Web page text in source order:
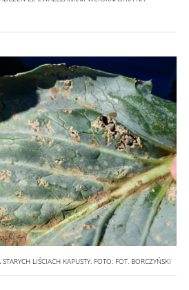
LIŚCIACH KAPUSTY. FOTO: FOT. BORCZYŃSKI